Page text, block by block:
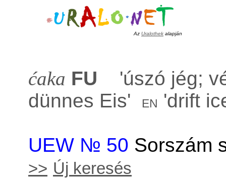
Az Uralothek alapján
ćaka FU 'úszó jég;
dünnes Eis' en 'drift
UEW № 50 Sorszám
>> Új keresés